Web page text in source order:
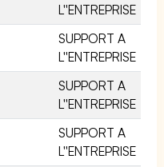
L''ENTREPRISE
SUPPORT A
L''ENTREPRISE
SUPPORT A
L''ENTREPRISE
SUPPORT A
L''ENTREPRISE